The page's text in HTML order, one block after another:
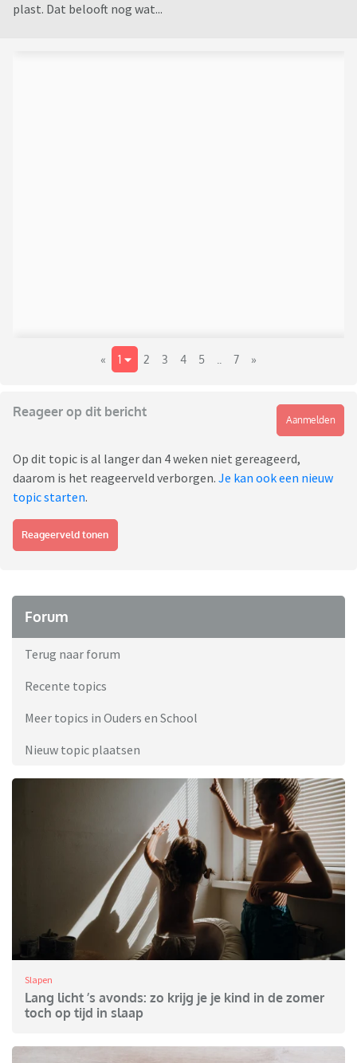
plast. Dat belooft nog wat...
« 1 2 3 4 5 7 »
Reageer op dit bericht
Aanmelden
Op dit topic is al langer dan 4 weken niet gereageerd,
daarom is het reageerveld verborgen. Je kan ook een nieuw
topic starten.
Reageerveld tonen
Forum
Terug naar forum
Recente topics
Meer topics in Ouders en School
Nieuw topic plaatsen
Slapen
Lang licht ’s avonds: zo krijg je je kind in de zomer
toch op tijd in slaap